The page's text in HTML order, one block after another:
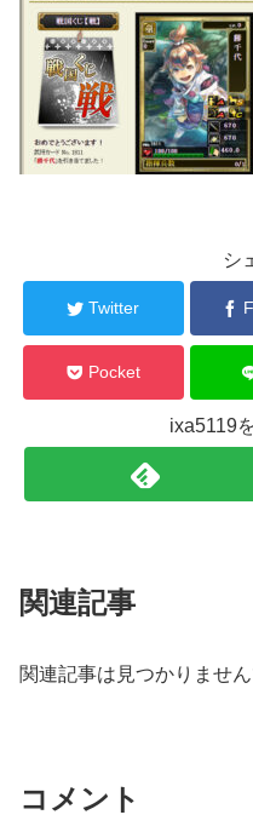
シ
Twitter
Pocket
ixa5119
関連記事
関連記事は見つかりません
コメント